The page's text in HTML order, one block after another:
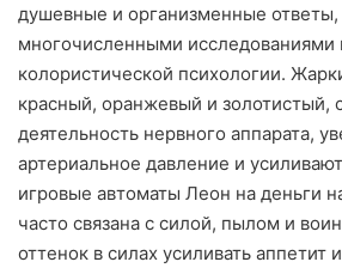
душевные и организменные ответы,
многочисленными исследованиями
колористической психологии.
красный, оранжевый и золотистый,
деятельность нервного аппарата,
артериальное давление и
игровые автоматы Леон на деньги
часто связана с силой, пылом и
оттенок в силах усиливать аппетит